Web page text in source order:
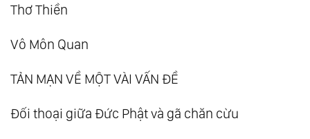
Thơ Thiền
Vô Môn Quan
TẢN MẠN VỀ MỘT VÀI VẤN ĐỀ
Đối thoại giữa Đức Phật và gã chăn cừu